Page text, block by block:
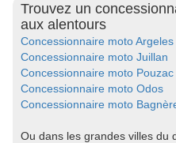
Trouvez un
aux alentours
Concessionnaire moto
Concessionnaire moto Juillan
Concessionnaire moto Pouzac
Concessionnaire moto Odos
Concessionnaire moto
Ou dans les grandes villes du